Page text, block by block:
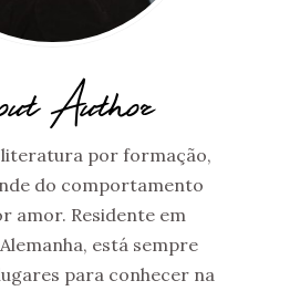
Author
por formação,
do comportamento
amor. Residente em
está sempre
para conhecer na